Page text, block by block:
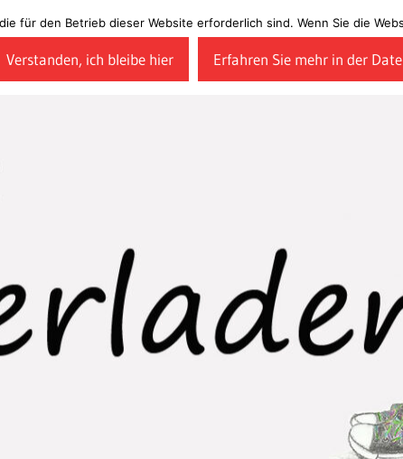
für den Betrieb dieser Website erforderlich sind. Wenn Sie die
Verstanden, ich bleibe hier Erfahren Sie mehr in der